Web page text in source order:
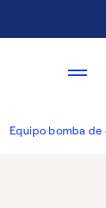
Equipo bomba de